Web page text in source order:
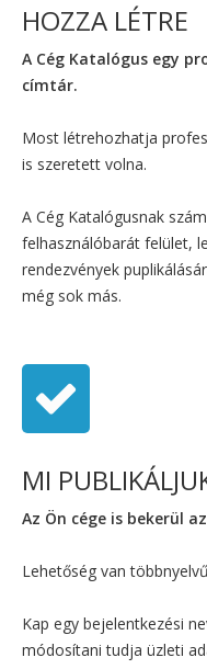
HOZZA LÉTRE
A Cég Katalógus egy
címtár.
Most létrehozhatja
is szeretett volna.
A Cég Katalógusnak
felhasználóbarát felület,
rendezvények
még sok más.
MI
Az Ön cége is bekerül
Lehetőség van
Kap egy bejelentkezési
módosítani tudja üzleti